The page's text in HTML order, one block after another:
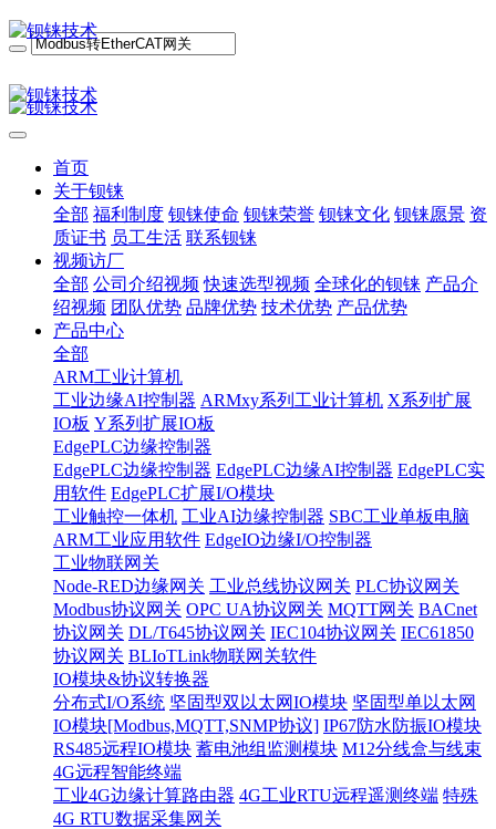
首页
关于钡铼
全部 福利制度 钡铼使命 钡铼荣誉 钡铼文化 钡铼愿景 资
质证书 员工生活 联系钡铼
视频访厂
全部 公司介绍视频 快速选型视频 全球化的钡铼 产品介
绍视频 团队优势 品牌优势 技术优势 产品优势
产品中心
全部
ARM工业计算机
工业边缘AI控制器 ARMxy系列工业计算机 X系列扩展
IO板 Y系列扩展IO板
EdgePLC边缘控制器
EdgePLC边缘控制器 EdgePLC边缘AI控制器 EdgePLC实
用软件 EdgePLC扩展I/O模块
工业触控一体机 工业AI边缘控制器 SBC工业单板电脑
ARM工业应用软件 EdgeIO边缘I/O控制器
工业物联网关
Node-RED边缘网关 工业总线协议网关 PLC协议网关
Modbus协议网关 OPC UA协议网关 MQTT网关 BACnet
协议网关 DL/T645协议网关 IEC104协议网关 IEC61850
协议网关 BLIoTLink物联网关软件
IO模块&协议转换器
分布式I/O系统 坚固型双以太网IO模块 坚固型单以太网
IO模块[Modbus,MQTT,SNMP协议] IP67防水防振IO模块
RS485远程IO模块 蓄电池组监测模块 M12分线盒与线束
4G远程智能终端
工业4G边缘计算路由器 4G工业RTU远程遥测终端 特殊
4G RTU数据采集网关